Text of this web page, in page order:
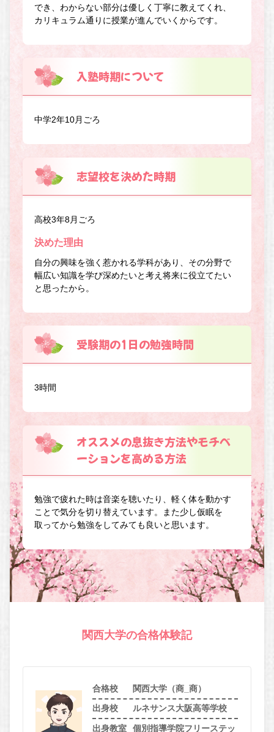
でき、わからない部分は優しく丁寧に教えてくれ、
カリキュラム通りに授業が進んでいくからです。
入塾時期について
中学2年10月ごろ
志望校を決めた時期
高校3年8月ごろ
決めた理由
自分の興味を強く惹かれる学科があり、その分野で
幅広い知識を学び深めたいと考え将来に役立てたい
と思ったから。
受験期の1日の勉強時間
3時間
オススメの息抜き方法やモチベ
ーションを高める方法
勉強で疲れた時は音楽を聴いたり、軽く体を動かす
ことで気分を切り替えています。また少し仮眠を
取ってから勉強をしてみても良いと思います。
関西大学の合格体験記
合格校 関西大学（商_商）
出身校 ルネサンス大阪高等学校
出身教室 個別指導学院フリーステッ